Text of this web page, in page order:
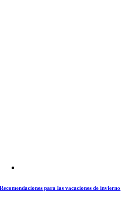
Recomendaciones para las vacaciones de invierno